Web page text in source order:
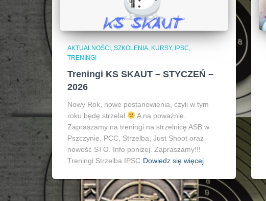
AKTUALNOŚCI, SZKOLENIA, KURSY, IPSC
TRENINGI
Treningi KS SKAUT – STYCZEŃ –
2026
Nowy Rok, nowe postanowienia, czyli w tym
roku będę strzelał
A na poważnie.
Zapraszamy na treningi na strzelnicę ASB w
Pszczynie. PCC, Strzelba, Just Shoot oraz
nowość STO. Info poniżej. Zapraszamy!!!
Treningi Strzelba IPSC Dowiedz się więcej